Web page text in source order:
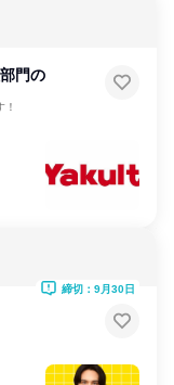
門の
締切：9月30日